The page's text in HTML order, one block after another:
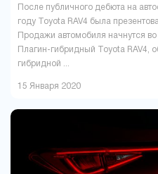
После публичного дебюта на
году Toyota RAV4 была
Продажи автомобиля начнутся
Плагин-гибридный Toyota RAV4,
гибридной ...
15 Января 2020